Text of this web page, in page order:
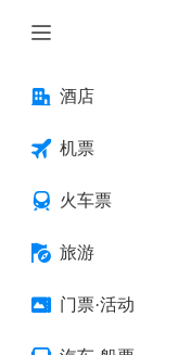
酒店
机票
火车票
旅游
门票·活动